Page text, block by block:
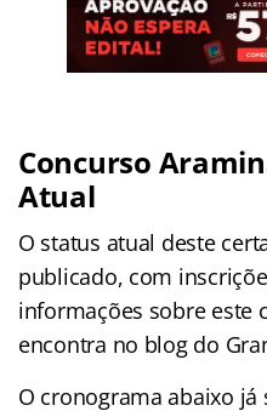
Concurso
Atual
O status atual deste
publicado, com
informações sobre este
encontra no blog do
O cronograma abaixo